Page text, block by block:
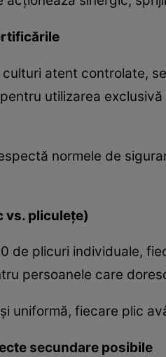
atent controlate,
utilizarea
normele de
vs. pliculețe)
de plicuri individuale,
persoanele care
uniformă, fiecare plic
secundare posibile